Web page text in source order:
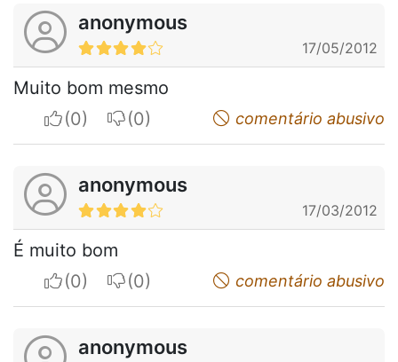
anonymous
17/05/2012
Muito bom mesmo
I apreciateI do not appreciatecomentário abusivo
anonymous
17/03/2012
É muito bom
I apreciateI do not appreciatecomentário abusivo
anonymous